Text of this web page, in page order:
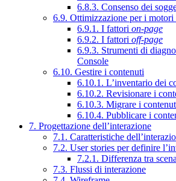
6.8.3. Consenso dei
6.9. Ottimizzazione per i
6.9.1. I fattori on-page
6.9.2. I fattori off-page
6.9.3. Strumenti di
Console
6.10. Gestire i contenuti
6.10.1. L’inventario dei
6.10.2. Revisionare i
6.10.3. Migrare i
6.10.4. Pubblicare i
7. Progettazione dell’interazione
7.1. Caratteristiche
7.2. User stories per definire
7.2.1. Differenza tra
7.3. Flussi di interazione